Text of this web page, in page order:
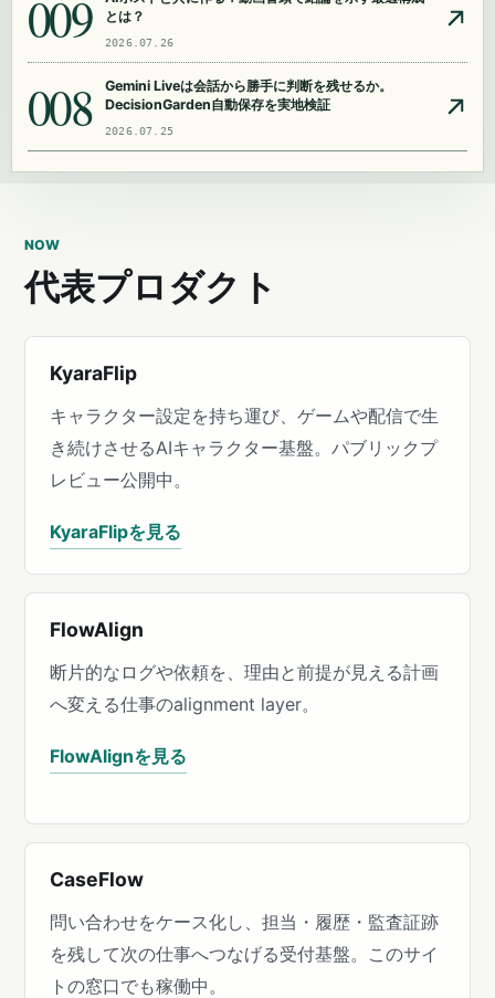
009
とは？
2026.07.26
008
Gemini Liveは会話から勝手に判断を残せるか。
DecisionGarden自動保存を実地検証
2026.07.25
NOW
代表プロダクト
KyaraFlip
キャラクター設定を持ち運び、ゲームや配信で生
き続けさせるAIキャラクター基盤。パブリックプ
レビュー公開中。
KyaraFlipを見る
FlowAlign
断片的なログや依頼を、理由と前提が見える計画
へ変える仕事のalignment layer。
FlowAlignを見る
CaseFlow
問い合わせをケース化し、担当・履歴・監査証跡
を残して次の仕事へつなげる受付基盤。このサイ
トの窓口でも稼働中。